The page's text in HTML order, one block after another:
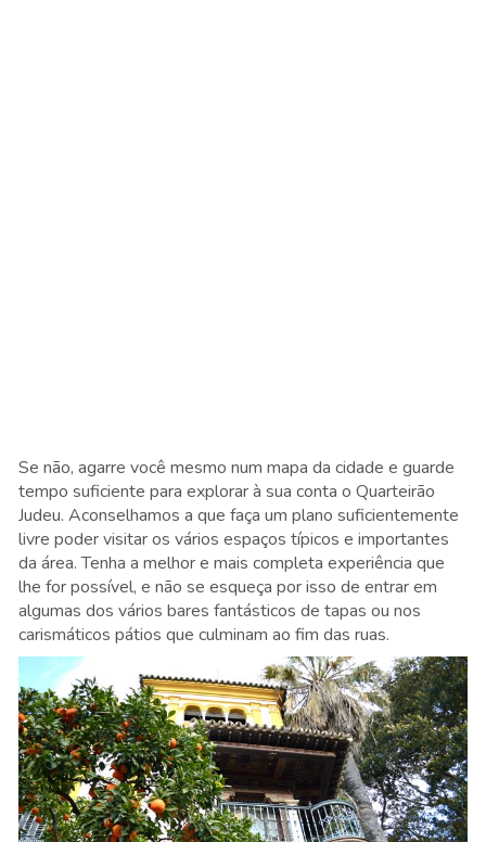
Se não, agarre você mesmo num mapa da cidade e guarde
tempo suficiente para explorar à sua conta o Quarteirão
Judeu. Aconselhamos a que faça um plano suficientemente
livre poder visitar os vários espaços típicos e importantes
da área. Tenha a melhor e mais completa experiência que
lhe for possível, e não se esqueça por isso de entrar em
algumas dos vários bares fantásticos de tapas ou nos
carismáticos pátios que culminam ao fim das ruas.